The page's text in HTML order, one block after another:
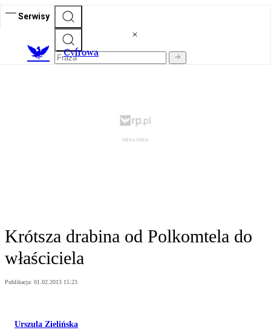
Serwisy
Cyfrowa
Krótsza drabina od Polkomtela do
właściciela
Publikacja: 01.02.2013 15:23
Urszula Zielińska